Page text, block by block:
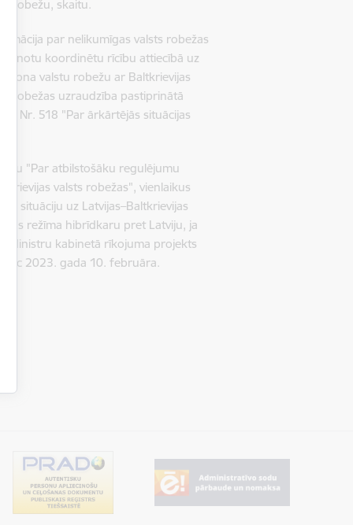
robežu, skaitu.
par nelikumīgas valsts robežas
koordinētu rīcību attiecībā uz
valstu robežu ar Baltkrievijas
robežas uzraudzība pastiprinātā
Nr. 518 "Par ārkārtējās situācijas
"Par atbilstošāku regulējumu
valsts robežas", vienlaikus
situāciju uz Latvijas–Baltkrievijas
režīma hibrīdkaru pret Latviju, ja
Ministru kabinetā rīkojuma projekts
pēc 2023. gada 10. februāra.